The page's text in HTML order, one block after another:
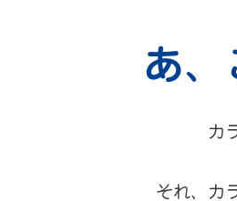
あ、
カ
それ、カ